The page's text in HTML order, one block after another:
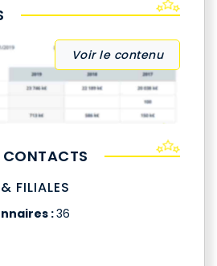
Voir le contenu
FILIALES
:36